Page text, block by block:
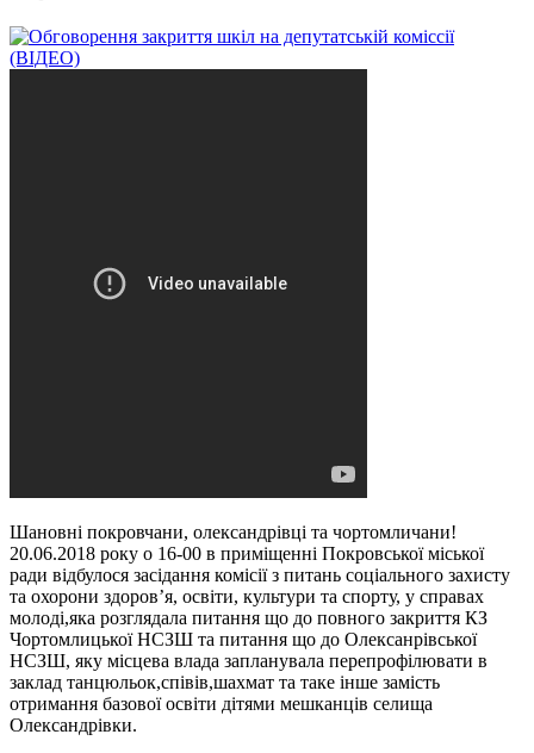
Шановні покровчани, олександрівці та чортомличани!
20.06.2018 року о 16-00 в приміщенні Покровської міської
ради відбулося засідання комісії з питань соціального захисту
та охорони здоров’я, освіти, культури та спорту, у справах
молоді,яка розглядала питання що до повного закриття КЗ
Чортомлицької НСЗШ та питання що до Олексанрівської
НСЗШ, яку місцева влада запланувала перепрофілювати в
заклад танцюльок,співів,шахмат та таке інше замість
отримання базової освіти дітями мешканців селища
Олександрівки.